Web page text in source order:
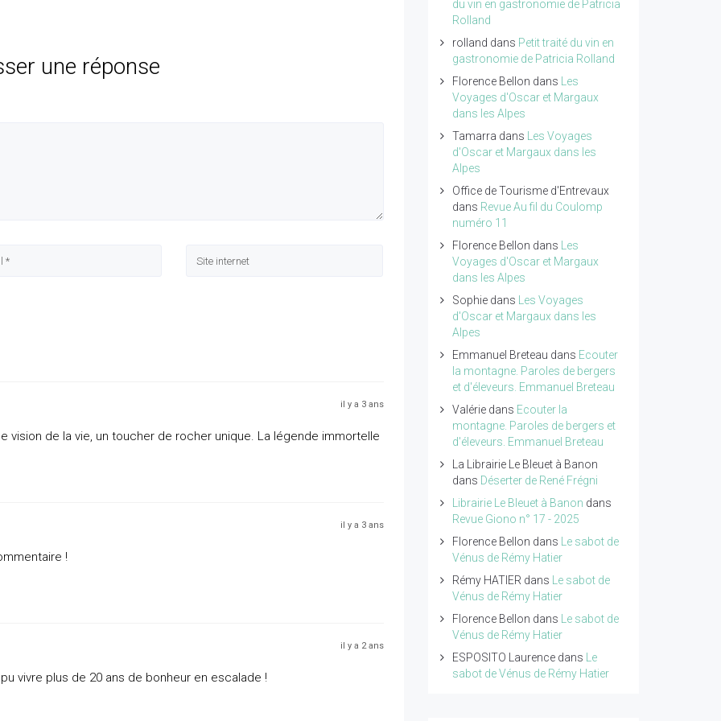
une réponse
il y a 3 ans
vision de la vie, un toucher de rocher unique. La légende immortelle
il y a 3 ans
!
il y a 2 ans
vivre plus de 20 ans de bonheur en escalade !
du vin en gastronomie de Patricia
Rolland
rolland dans Petit traité du vin en
gastronomie de Patricia Rolland
Florence Bellon dans
Les
Voyages d'Oscar et Margaux
dans les Alpes
Tamarra dans
Les Voyages
d'Oscar et Margaux dans les
Alpes
Office de Tourisme d'Entrevaux
dans Revue Au fil du Coulomp
numéro 11
Florence Bellon dans
Les
Voyages d'Oscar et Margaux
dans les Alpes
Sophiedans
Les Voyages
d'Oscar et Margaux dans les
Alpes
Emmanuel Breteau dans Ecouter
la montagne. Paroles de bergers
et d'éleveurs. Emmanuel Breteau
Valériedans Ecouter la
montagne. Paroles de bergers et
d'éleveurs. Emmanuel Breteau
La Librairie Le Bleuet à Banon
dans Déserter de René Frégni
Librairie Le Bleuet à Banon dans
Revue Giono n° 17 - 2025
Florence Bellon dans
Le sabot de
Vénus de Rémy Hatier
Rémy HATIER dans
Le sabot de
Vénus de Rémy Hatier
Florence Bellon dans
Le sabot de
Vénus de Rémy Hatier
ESPOSITO Laurencedans
Le
sabot de Vénus de Rémy Hatier